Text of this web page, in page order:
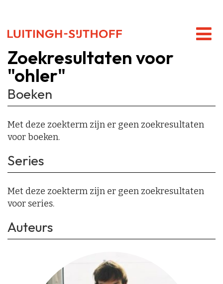
Zoekresultaten voor
"ohler"
Boeken
Met deze zoekterm zijn er geen zoekresultaten
voor boeken.
Series
Met deze zoekterm zijn er geen zoekresultaten
voor series.
Auteurs